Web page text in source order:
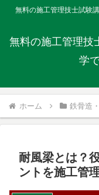
無料の施工管理技士試験
無料の施工管理技
学
ホーム 鉄骨造
耐風梁とは？
ントを施工管